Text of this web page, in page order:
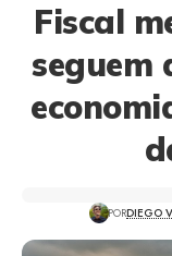
Fiscal
seguem
PORDIEGO